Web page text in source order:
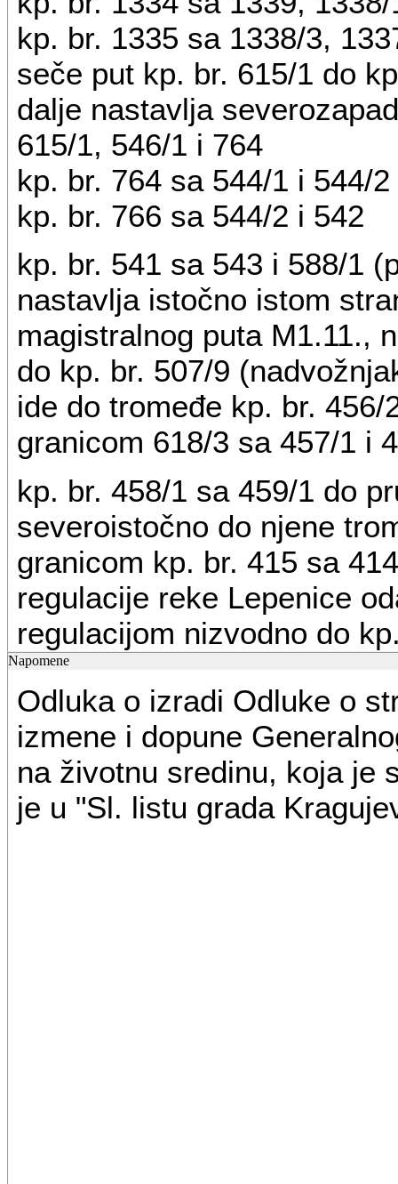
kp. br. 1335 sa 1338/3,
seče put kp. br. 615/1 do
dalje nastavlja
615/1, 546/1 i 764
kp. br. 764 sa 544/1 i 544/2
kp. br. 766 sa 544/2 i 542
kp. br. 541 sa 543 i 588/1
nastavlja istočno istom
magistralnog puta M1.11.,
do kp. br. 507/9
ide do tromeđe kp. br.
granicom 618/3 sa 457/1 i
kp. br. 458/1 sa 459/1 do
severoistočno do njene
granicom kp. br. 415 sa
regulacije reke Lepenice
regulacijom nizvodno do
preseca reku Lepenicu do
nastavlja kroz K.O.
Jabučke reke do kp. br.
jugozapadno duž njega do
Odavde granica skreće na
Napomene
Odluka o izradi Odluke o
izmene i dopune
na životnu sredinu, koja je
je u "Sl. listu grada